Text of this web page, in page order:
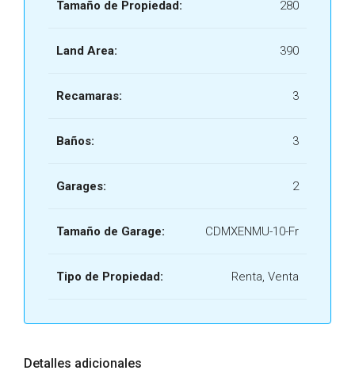
Tamaño de Propiedad: 280
Land Area: 390
Recamaras: 3
Baños: 3
Garages: 2
Tamaño de Garage: CDMXENMU-10-Fr
Tipo de Propiedad: Renta, Venta
Detalles adicionales